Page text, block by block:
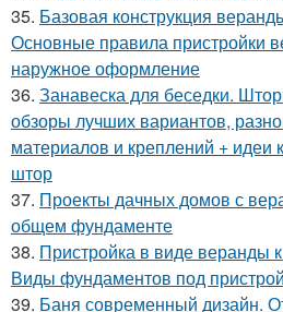
35. Базовая конструкция
Основные правила пристройки
наружное оформление
36. Занавеска для беседки.
обзоры лучших вариантов,
материалов и креплений + идеи
штор
37. Проекты дачных домов с
общем фундаменте
38. Пристройка в виде веранды
Виды фундаментов под
39. Баня современный дизайн.